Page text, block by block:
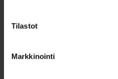
Tilastot
Markkinointi
Korvakorut Zirkonia